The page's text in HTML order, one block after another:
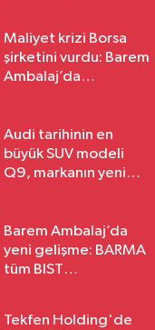
Maliyet krizi Borsa
şirketini vurdu: Barem
Ambalaj’da
Audi tarihinin en
büyük SUV modeli
Q9, markanın yeni
Barem Ambalaj’da
yeni gelişme: BARMA
tüm BIST
Tekfen Holding'de